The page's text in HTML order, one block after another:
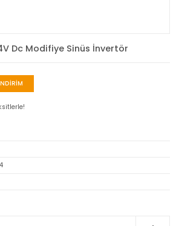
Dc Modifiye Sinüs İnvertör